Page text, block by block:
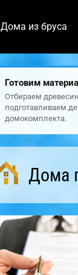
Дома из бруса
Готовим
Отбираем
подготавливаем
домокомплекта.
Дома